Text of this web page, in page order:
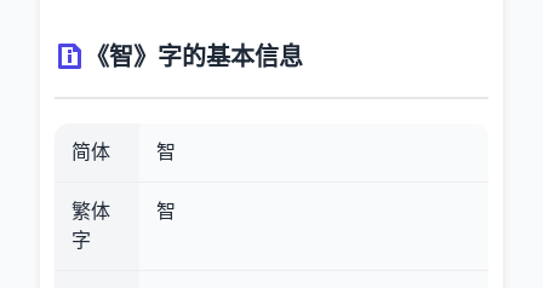
《智》字的基本信息
简体 智
繁体
字
智